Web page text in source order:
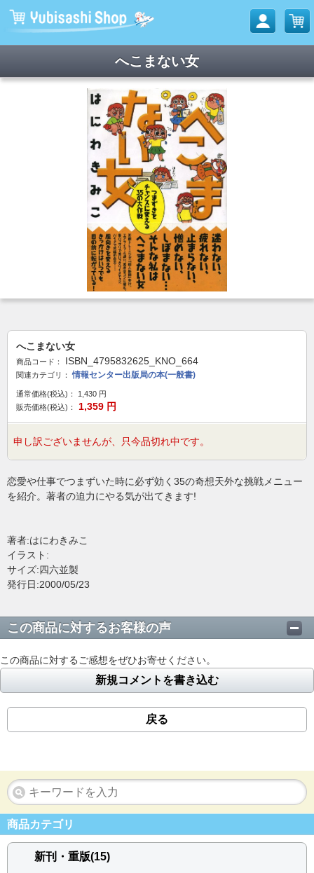
へこまない女
へこまない女
商品コード： ISBN_4795832625_KNO_664
関連カテゴリ： 情報センター出版局の本(一般書)
通常価格(税込)： 1,430 円
販売価格(税込)：
1,359 円
申し訳ございませんが、只今品切れ中です。
恋愛や仕事でつまずいた時に必ず効く35の奇想天外な挑戦メニュー
を紹介。著者の迫力にやる気が出てきます!
著者:はにわきみこ
イラスト:
サイズ:四六並製
発行日:2000/05/23
この商品に対するお客様の声
この商品に対するご感想をぜひお寄せください。
新規コメントを書き込む
戻る
商品カテゴリ
新刊・重版(15)